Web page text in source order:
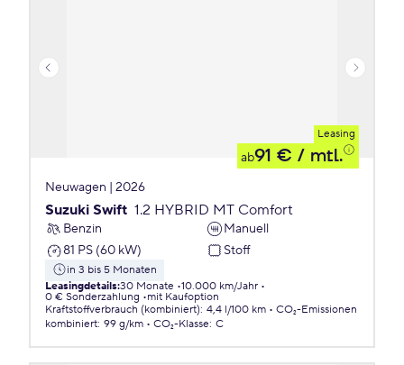
Leasing
ab91 € / mtl.
Neuwagen | 2026
Suzuki Swift 1.2 HYBRID MT Comfort
Benzin
Manuell
81 PS (60 kW)
Stoff
in 3 bis 5 Monaten
Leasingdetails:30 Monate 10.000 km/Jahr
0 € Sonderzahlung
mit Kaufoption
Kraftstoffverbrauch (kombiniert): 4,4 l/100 km
CO₂-Emissionen
kombiniert: 99 g/km CO₂-Klasse: C